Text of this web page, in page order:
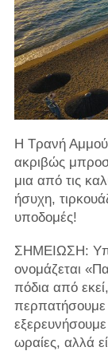
Η Τρανή
ακριβώς
μια από τις
ήσυχη,
υποδομές!
ΣΗΜΕΙΩΣΗ:
ονομάζεται
πόδια από
περπατήσουμε
εξερευνήσουμε
ωραίες, αλλά